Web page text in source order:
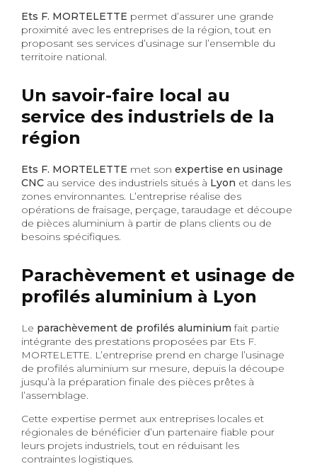
Ets F. MORTELETTE permet d’assurer une grande
proximité avec les entreprises de la région, tout en
proposant ses services d’usinage sur l’ensemble du
territoire national.
Un savoir-faire local au
service des industriels de la
région
Ets F. MORTELETTE met son expertise en usinage
CNC au service des industriels situés à Lyon et dans les
zones environnantes. L’entreprise réalise des
opérations de fraisage, perçage, taraudage et découpe
de pièces aluminium à partir de plans clients ou de
besoins spécifiques.
Parachèvement et usinage de
profilés aluminium à Lyon
Le parachèvement de profilés aluminium fait partie
intégrante des prestations proposées par Ets F.
MORTELETTE. L’entreprise prend en charge l’usinage
de profilés aluminium sur mesure, depuis la découpe
jusqu’à la préparation finale des pièces prêtes à
l’assemblage.
Cette expertise permet aux entreprises locales et
régionales de bénéficier d’un partenaire fiable pour
leurs projets industriels, tout en réduisant les
contraintes logistiques.